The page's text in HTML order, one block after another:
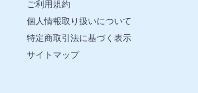
ご利用規約
個人情報取り扱いについて
特定商取引法に基づく表示
サイトマップ